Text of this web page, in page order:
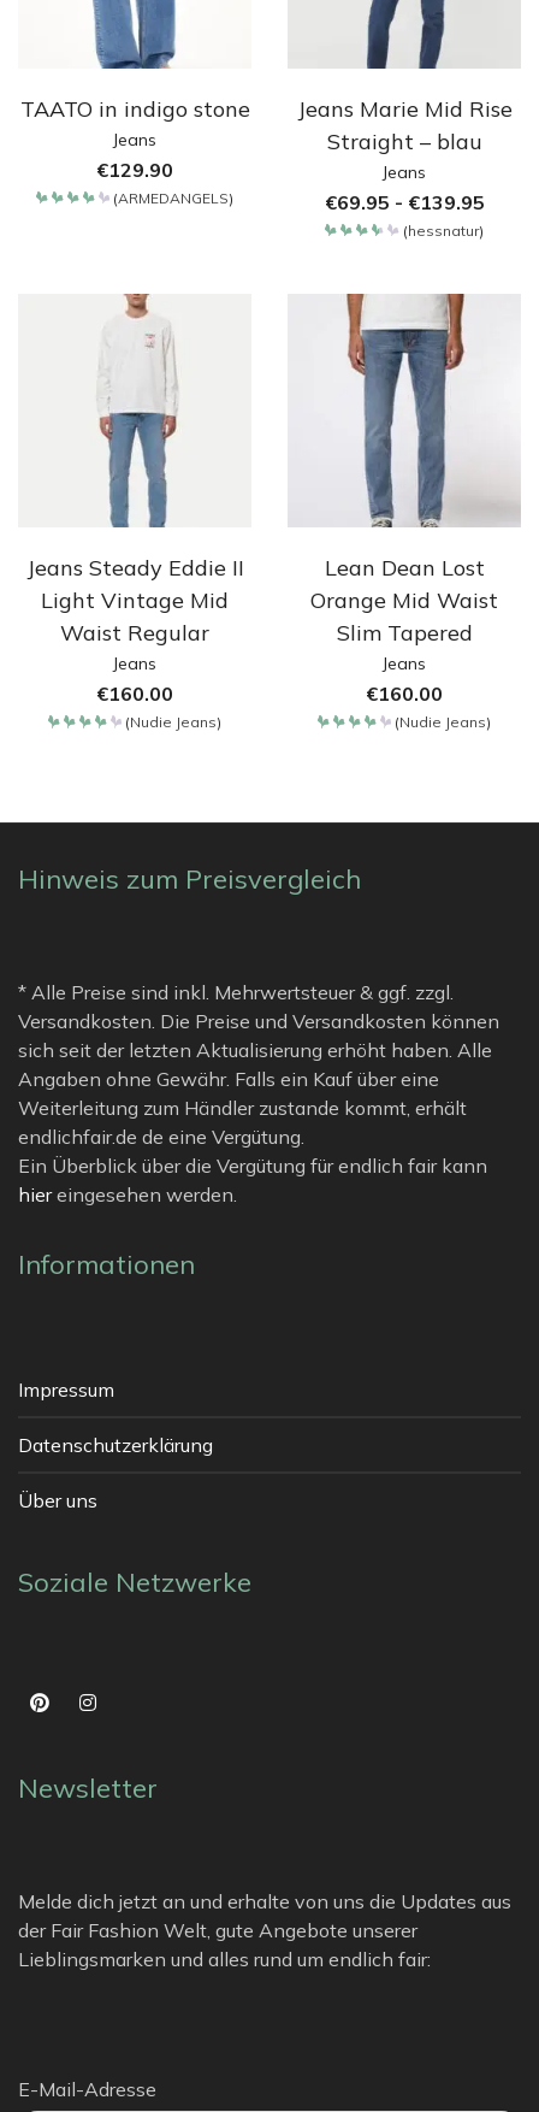
TAATO in indigo stone
Jeans
€129.90
(ARMEDANGELS)
Jeans Marie Mid Rise
Straight – blau
Jeans
€69.95 - €139.95
(hessnatur)
Jeans Steady Eddie II
Light Vintage Mid
Waist Regular
Jeans
€160.00
(Nudie Jeans)
Lean Dean Lost
Orange Mid Waist
Slim Tapered
Jeans
€160.00
(Nudie Jeans)
Hinweis zum Preisvergleich
* Alle Preise sind inkl. Mehrwertsteuer & ggf. zzgl.
Versandkosten. Die Preise und Versandkosten können
sich seit der letzten Aktualisierung erhöht haben. Alle
Angaben ohne Gewähr. Falls ein Kauf über eine
Weiterleitung zum Händler zustande kommt, erhält
endlichfair.de de eine Vergütung.
Ein Überblick über die Vergütung für endlich fair kann
hiereingesehen werden.
Informationen
Impressum
Datenschutzerklärung
Über uns
Soziale Netzwerke
Newsletter
Melde dich jetzt an und erhalte von uns die Updates aus
der Fair Fashion Welt, gute Angebote unserer
Lieblingsmarken und alles rund um endlich fair:
E-Mail-Adresse